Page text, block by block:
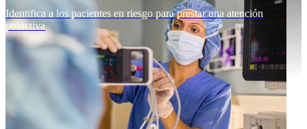
Identifica a los pacientes en riesgo para prestar una atención
proactiva